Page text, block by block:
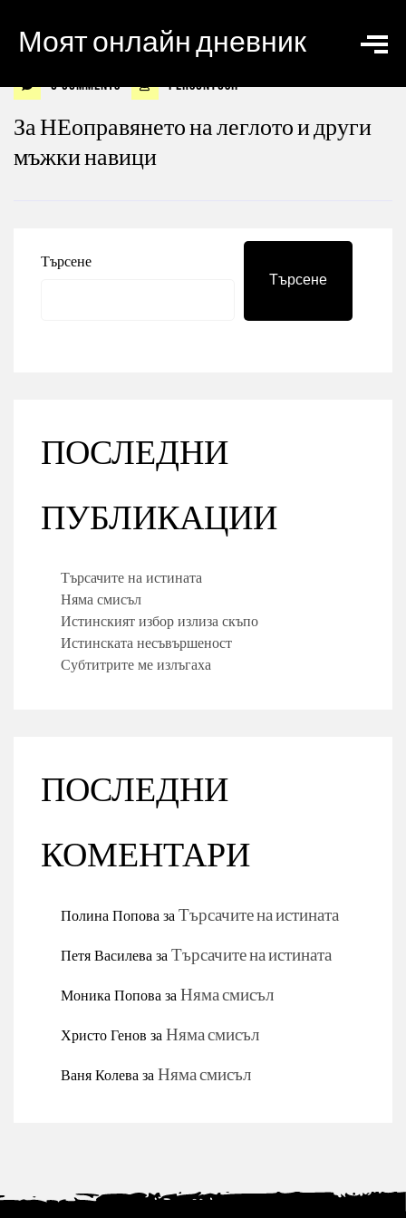
Моят онлайн дневник
0 Comments personyosif
За НЕоправянето на леглото и други
мъжки навици
Търсене
Търсене
ПОСЛЕДНИ
ПУБЛИКАЦИИ
Търсачите на истината
Няма смисъл
Истинският избор излиза скъпо
Истинската несъвършеност
Субтитрите ме излъгаха
ПОСЛЕДНИ
КОМЕНТАРИ
Полина ПоповазаТърсачите на истината
Петя ВасилевазаТърсачите на истината
Моника ПоповазаНяма смисъл
Христо ГеновзаНяма смисъл
Ваня КолевазаНяма смисъл